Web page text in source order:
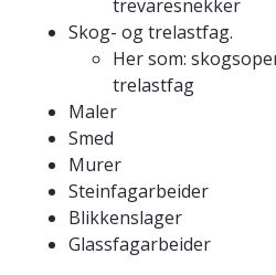
trevaresnekker
Skog- og trelastfag.
Her som:
trelastfag
Maler
Smed
Murer
Steinfagarbeider
Blikkenslager
Glassfagarbeider